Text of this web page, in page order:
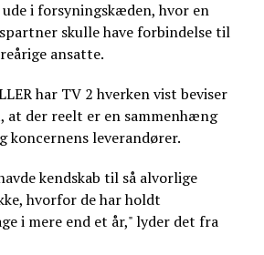
i forsyningskæden, hvor en
skulle have forbindelse til
ansatte.
har TV 2 hverken vist beviser
at der reelt er en sammenhæng
koncernens leverandører.
kendskab til så alvorlige
hvorfor de har holdt
i mere end et år," lyder det fra